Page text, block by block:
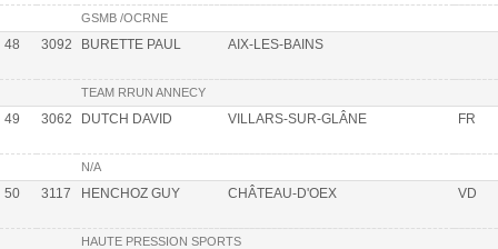
GSMB /OCRNE
48 3092 BURETTE PAUL AIX-LES-BAINS
TEAM RRUN ANNECY
49 3062 DUTCH DAVID VILLARS-SUR-GLÂNE FR
N/A
50 3117 HENCHOZ GUY CHÂTEAU-D'OEX VD
HAUTE PRESSION SPORTS